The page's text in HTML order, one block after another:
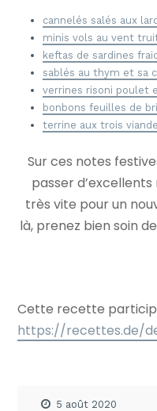
cannelés salés aux
minis vols au vent
keftas de sardines
sablés au thym et sa
verrines risoni poulet
bonbons feuilles de
terrine aux trois
Sur ces notes
passer
très vite pour un
là, prenez bien soin
Cette recette participe
https://recettes.de/
5 août 2020